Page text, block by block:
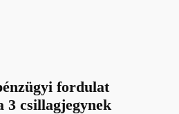
fordulat
3 csillagjegynek